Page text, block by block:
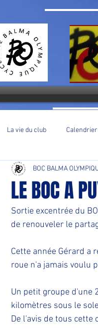
La vie du club
LE BOC A
BOC BALMA
Sortie excentrée du
de renouveler le
Cette année Gérard a
roue n'a jamais voulu
Un petit groupe d'une
kilomètres sous le
De l'avis de tous cette